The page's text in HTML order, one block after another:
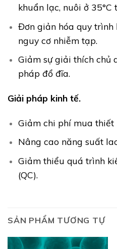
khuẩn lạc, nuôi ở 35°C
Đơn giản hóa quy trình
nguy cơ nhiễm tạp.
Giảm sự giải thích chủ
pháp đổ đĩa.
Giải pháp kinh tế.
Giảm chi phí mua thiết
Nâng cao năng suất
Giảm thiểu quá trình
(QC).
SẢN PHẨM TƯƠNG TỰ